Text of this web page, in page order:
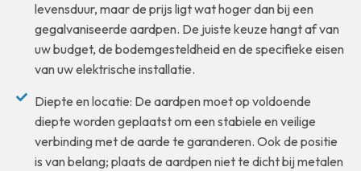
levensduur, maar de prijs ligt wat hoger dan bij een
gegalvaniseerde aardpen. De juiste keuze hangt af van
uw budget, de bodemgesteldheid en de specifieke eisen
van uw elektrische installatie.
Diepte en locatie: De aardpen moet op voldoende
diepte worden geplaatst om een stabiele en veilige
verbinding met de aarde te garanderen. Ook de positie
is van belang; plaats de aardpen niet te dicht bij metalen